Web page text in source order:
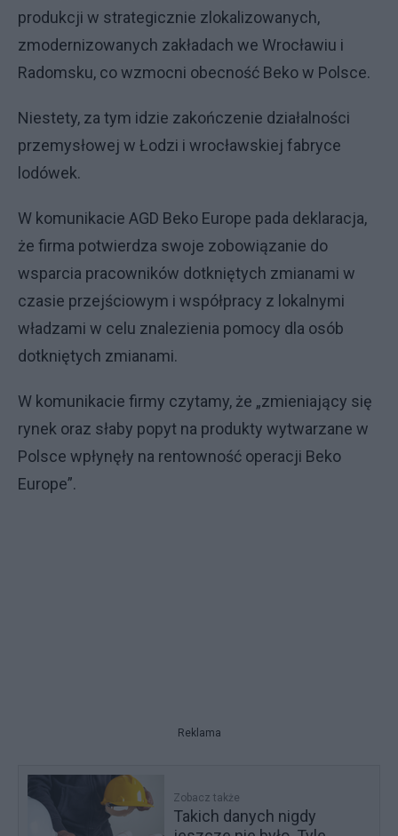
produkcji w strategicznie zlokalizowanych,
zmodernizowanych zakładach we Wrocławiu i
Radomsku, co wzmocni obecność Beko w Polsce.
Niestety, za tym idzie zakończenie działalności
przemysłowej w Łodzi i wrocławskiej fabryce
lodówek.
W komunikacie AGD Beko Europe pada deklaracja,
że firma potwierdza swoje zobowiązanie do
wsparcia pracowników dotkniętych zmianami w
czasie przejściowym i współpracy z lokalnymi
władzami w celu znalezienia pomocy dla osób
dotkniętych zmianami.
W komunikacie firmy czytamy, że „zmieniający się
rynek oraz słaby popyt na produkty wytwarzane w
Polsce wpłynęły na rentowność operacji Beko
Europe”.
Reklama
Zobacz także
Takich danych nigdy